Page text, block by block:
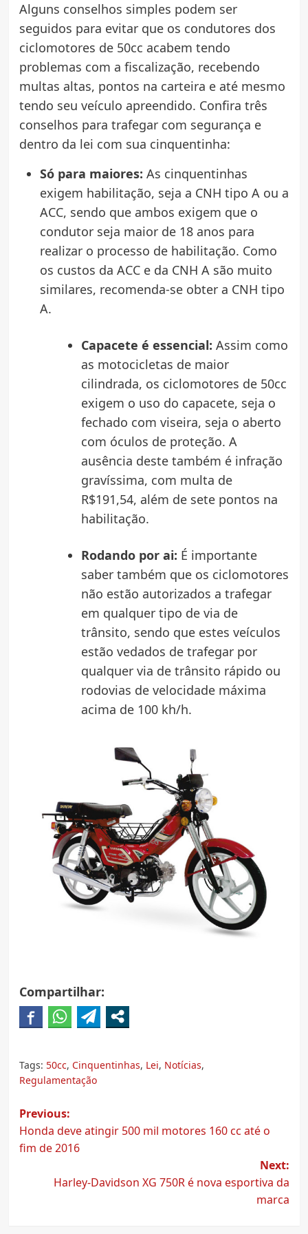
Alguns conselhos simples podem ser
seguidos para evitar que os condutores dos
ciclomotores de 50cc acabem tendo
problemas com a fiscalização, recebendo
multas altas, pontos na carteira e até mesmo
tendo seu veículo apreendido. Confira três
conselhos para trafegar com segurança e
dentro da lei com sua cinquentinha:
Só para maiores: As cinquentinhas
exigem habilitação, seja a CNH tipo A ou a
ACC, sendo que ambos exigem que o
condutor seja maior de 18 anos para
realizar o processo de habilitação. Como
os custos da ACC e da CNH A são muito
similares, recomenda-se obter a CNH tipo
A.
Capacete é essencial: Assim como
as motocicletas de maior
cilindrada, os ciclomotores de 50cc
exigem o uso do capacete, seja o
fechado com viseira, seja o aberto
com óculos de proteção. A
ausência deste também é infração
gravíssima, com multa de
R$191,54, além de sete pontos na
habilitação.
Rodando por ai: É importante
saber também que os ciclomotores
não estão autorizados a trafegar
em qualquer tipo de via de
trânsito, sendo que estes veículos
estão vedados de trafegar por
qualquer via de trânsito rápido ou
rodovias de velocidade máxima
acima de 100 kh/h.
Compartilhar:
Tags: 50cc, Cinquentinhas, Lei, Notícias,
Regulamentação
Post
navigation
Previous:
Honda deve atingir 500 mil motores 160 cc até o
fim de 2016
Next:
Harley-Davidson XG 750R é nova esportiva da
marca